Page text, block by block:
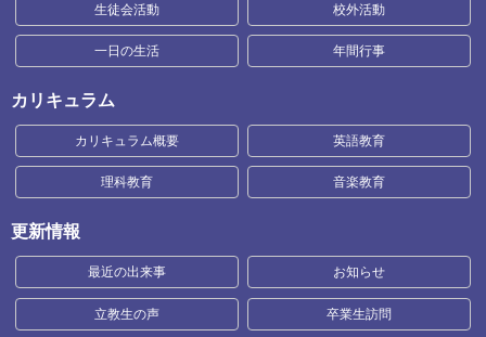
生徒会活動 校外活動
一日の生活 年間行事
カリキュラム
カリキュラム概要 英語教育
理科教育 音楽教育
更新情報
最近の出来事 お知らせ
立教生の声 卒業生訪問